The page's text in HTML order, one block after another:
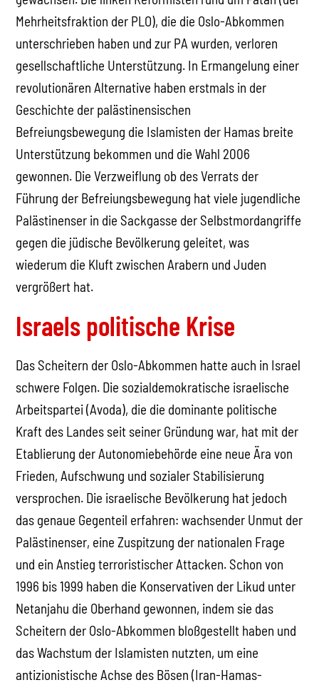
Mehrheitsfraktion der PLO), die die Oslo-Abkommen
unterschrieben haben und zur PA wurden, verloren
gesellschaftliche Unterstützung. In Ermangelung einer
revolutionären Alternative haben erstmals in der
Geschichte der palästinensischen
Befreiungsbewegung die Islamisten der Hamas breite
Unterstützung bekommen und die Wahl 2006
gewonnen. Die Verzweiflung ob des Verrats der
Führung der Befreiungsbewegung hat viele jugendliche
Palästinenser in die Sackgasse der Selbstmordangriffe
gegen die jüdische Bevölkerung geleitet, was
wiederum die Kluft zwischen Arabern und Juden
vergrößert hat.
Israels politische Krise
Das Scheitern der Oslo-Abkommen hatte auch in Israel
schwere Folgen. Die sozialdemokratische israelische
Arbeitspartei (Avoda), die die dominante politische
Kraft des Landes seit seiner Gründung war, hat mit der
Etablierung der Autonomiebehörde eine neue Ära von
Frieden, Aufschwung und sozialer Stabilisierung
versprochen. Die israelische Bevölkerung hat jedoch
das genaue Gegenteil erfahren: wachsender Unmut der
Palästinenser, eine Zuspitzung der nationalen Frage
und ein Anstieg terroristischer Attacken. Schon von
1996 bis 1999 haben die Konservativen der Likud unter
Netanjahu die Oberhand gewonnen, indem sie das
Scheitern der Oslo-Abkommen bloßgestellt haben und
das Wachstum der Islamisten nutzten, um eine
antizionistische Achse des Bösen (Iran-Hamas-